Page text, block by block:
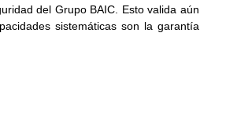
del Grupo BAIC. Esto valida aún
sistemáticas son la garantía